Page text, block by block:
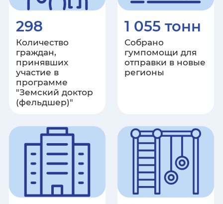
Ленинградская область
Липецкая область
Луганская Народная Республика
Магаданская область
Республика Марий Эл
Республика Мордовия
Москва
Московская область
298
Количество
граждан,
принявших
участие в
программе
"Земский доктор
(фельдшер)"
1 055 тонн
Собрано
гумпомощи для
отправки в новые
регионы